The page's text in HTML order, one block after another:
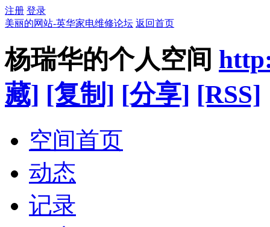
注册 登录
美丽的网站-英华家电维修论坛 返回首页
杨瑞华的个人空间
藏] [复制] [分享] [RSS]
空间首页
动态
记录